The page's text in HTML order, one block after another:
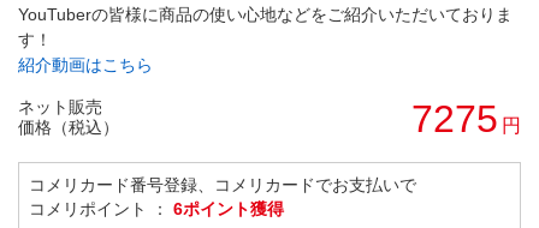
YouTuberの皆様に商品の使い心地などをご紹介いただいておりま
す！
紹介動画はこちら
ネット販売
価格（税込）
7275 円
コメリカード番号登録、コメリカードでお支払いで
コメリポイント ： 6ポイント獲得